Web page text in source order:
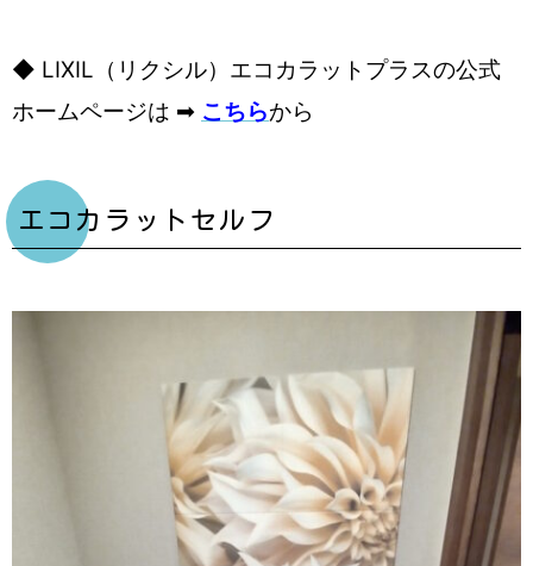
◆ LIXIL（リクシル）エコカラットプラスの公式
ホームページは ➡ こちらから
エコカラットセルフ